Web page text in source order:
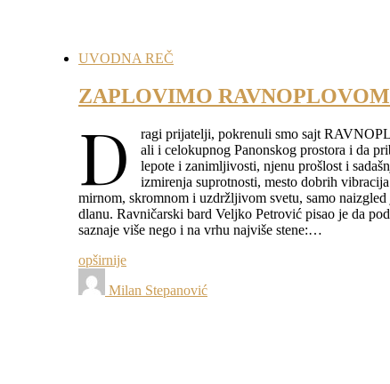
UVODNA REČ
ZAPLOVIMO
D
ragi prijatelji, pokrenuli smo sajt
ali i celokupnog Panonskog prostora i da
lepote i zanimljivosti, njenu prošlost i
izmirenja suprotnosti, mesto dobrih
mirnom, skromnom i uzdržljivom svetu, samo
dlanu. Ravničarski bard Veljko Petrović pisao je da
saznaje više nego i na vrhu najviše stene:…
opširnije
Milan Stepanović